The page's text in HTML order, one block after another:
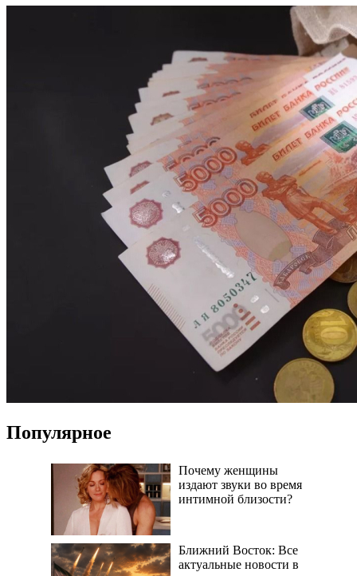
Популярное
Почему женщины
издают звуки во время
интимной близости?
Ближний Восток: Все
актуальные новости в